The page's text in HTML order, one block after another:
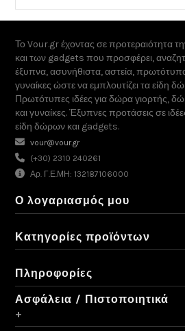
Το Vour.gr έχοντας σε προτεραιότητα
και των gadgets που προσφέρει,
έξυπνα, ασυνήθιστα, αστεία,
γυναίκες ώστε να εμπλουτίζει τα είδη
Πρωτότυπες ιδέες για δώρα γιορτής,
και γυναίκες. Έξυπνες προτάσεις σε
είδη δώρων και gadgets.
vour@vour.gr
(+30) 2310 240261
Αρ. Γ.Ε.ΜΗ: 132187106000
Ο λογαριασμός μου
Κατηγορίες προϊόντων
Πληροφορίες
Ασφάλεια / Πιστοποιητικά
+